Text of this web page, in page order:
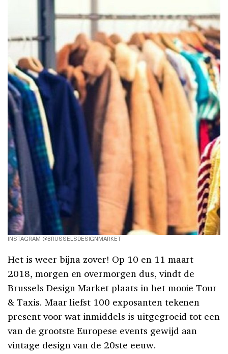
INSTAGRAM @BRUSSELSDESIGNMARKET
Het is weer bijna zover! Op 10 en 11 maart
2018, morgen en overmorgen dus, vindt de
Brussels Design Market plaats in het mooie Tour
& Taxis. Maar liefst 100 exposanten tekenen
present voor wat inmiddels is uitgegroeid tot een
van de grootste Europese events gewijd aan
vintage design van de 20ste eeuw.